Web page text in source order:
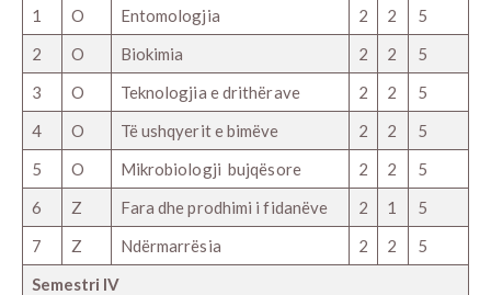
1
O Entomologjia 2 2
5
2
O Biokimia 2 2
5
3
O Teknologjia e drithërave 2 2
5
4
O Të ushqyerit e bimëve 2 2
5
5
O Mikrobiologji bujqësore 2 2
5
6
Z Fara dhe prodhimi i fidanëve 2 1
5
7
Z Ndërmarrësia 2 2
5
Semestri IV